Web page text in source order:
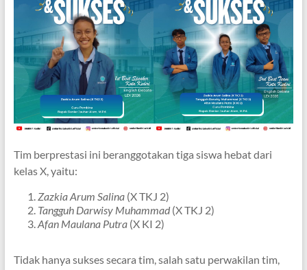
Tim berprestasi ini beranggotakan tiga siswa hebat dari
kelas X, yaitu:
Zazkia Arum Salina(X TKJ 2)
Tangguh Darwisy Muhammad(X TKJ 2)
Afan Maulana Putra(X KI 2)
Tidak hanya sukses secara tim, salah satu perwakilan tim,